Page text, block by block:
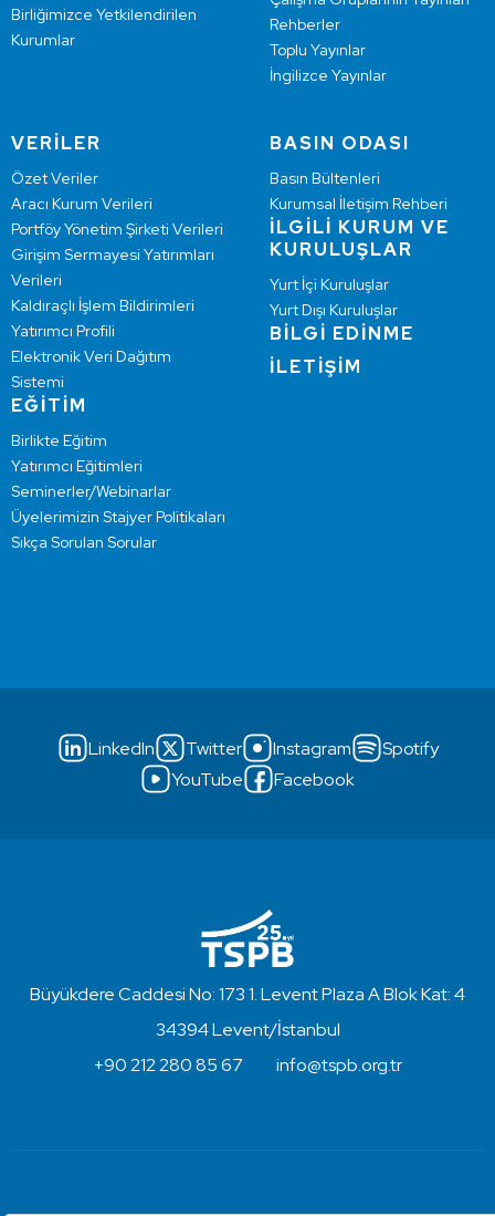
Birliğimizce Yetkilendirilen
Kurumlar
Rehberler
Toplu Yayınlar
İngilizce Yayınlar
VERİLER
Özet Veriler
Aracı Kurum Verileri
Portföy Yönetim Şirketi Verileri
Girişim Sermayesi Yatırımları
Verileri
Kaldıraçlı İşlem Bildirimleri
Yatırımcı Profili
Elektronik Veri Dağıtım
Sistemi
EĞİTİM
Birlikte Eğitim
Yatırımcı Eğitimleri
Seminerler/Webinarlar
Üyelerimizin Stajyer Politikaları
Sıkça Sorulan Sorular
BASIN ODASI
Basın Bültenleri
Kurumsal İletişim Rehberi
İLGİLİ KURUM VE
KURULUŞLAR
Yurt İçi Kuruluşlar
Yurt Dışı Kuruluşlar
BİLGİ EDİNME
İLETİŞİM
LinkedIn Twitter Instagram
Spotify
YouTube
Facebook
Büyükdere Caddesi No: 173 1. Levent Plaza A Blok Kat: 4
34394 Levent/İstanbul
+90 212 280 85 67
info@tspb.org.tr